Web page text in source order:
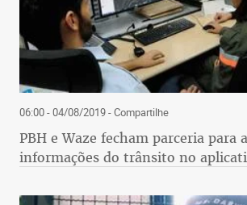
06:00 - 04/08/2019- Compartilhe
PBH e Waze fecham parceria para
informações do trânsito no